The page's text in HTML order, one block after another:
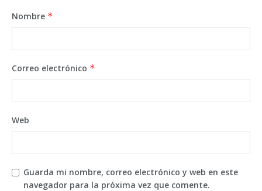
Nombre *
Correo electrónico *
Web
Guarda mi nombre, correo electrónico y web en este
navegador para la próxima vez que comente.